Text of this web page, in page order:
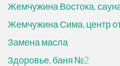
Жемчужина Востока,
Жемчужина Сима, центр
Замена масла
Здоровье, баня №2